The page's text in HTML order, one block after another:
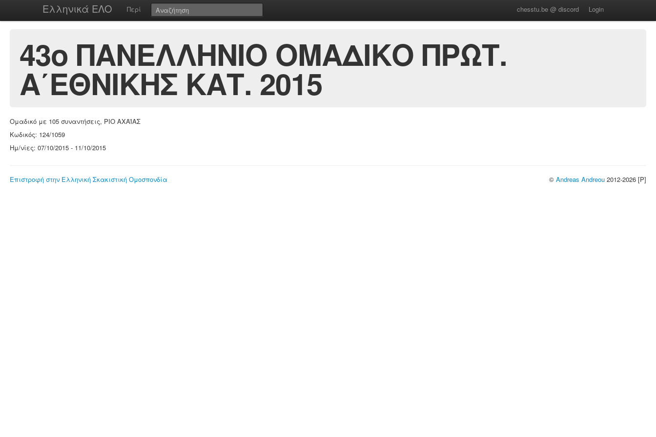
Ελληνικά ΕΛΟ Περί chesstu.be @ discord Login
43ο ΠΑΝΕΛΛΗΝΙΟ ΟΜΑΔΙΚΟ ΠΡΩΤ.
Α΄ΕΘΝΙΚΗΣ ΚΑΤ. 2015
Ομαδικό με 105 συναντήσεις, ΡΙΟ ΑΧΑΪΑΣ
Κωδικός: 124/1059
Ημ/νίες: 07/10/2015 - 11/10/2015
Επιστροφή στην Ελληνική Σκακιστική Ομοσπονδία © Andreas Andreou 2012-2026 [P]